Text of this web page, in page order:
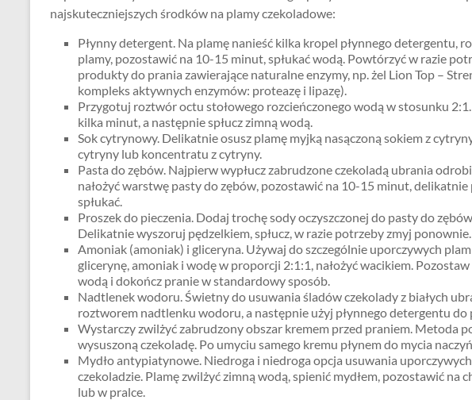
najskuteczniejszych środków na plamy czekoladowe:
Płynny detergent. Na plamę nanieść kilka kropel płynnego detergentu,
plamy, pozostawić na 10-15 minut, spłukać wodą. Powtórzyć w razie
produkty do prania zawierające naturalne enzymy, np. żel Lion Top –
kompleks aktywnych enzymów: proteazę i lipazę).
Przygotuj roztwór octu stołowego rozcieńczonego wodą w stosunku
kilka minut, a następnie spłucz zimną wodą.
Sok cytrynowy. Delikatnie osusz plamę myjką nasączoną sokiem z
cytryny lub koncentratu z cytryny.
Pasta do zębów. Najpierw wypłucz zabrudzone czekoladą ubrania
nałożyć warstwę pasty do zębów, pozostawić na 10-15 minut, delikatnie
spłukać.
Proszek do pieczenia. Dodaj trochę sody oczyszczonej do pasty do
Delikatnie wyszoruj pędzelkiem, spłucz, w razie potrzeby zmyj ponownie.
Amoniak (amoniak) i gliceryna. Używaj do szczególnie uporczywych
glicerynę, amoniak i wodę w proporcji 2:1:1, nałożyć wacikiem.
wodą i dokończ pranie w standardowy sposób.
Nadtlenek wodoru. Świetny do usuwania śladów czekolady z białych
roztworem nadtlenku wodoru, a następnie użyj płynnego detergentu do
Wystarczy zwilżyć zabrudzony obszar kremem przed praniem. Metoda
wysuszoną czekoladę. Po umyciu samego kremu płynem do mycia
Mydło antypiatynowe. Niedroga i niedroga opcja usuwania
czekoladzie. Plamę zwilżyć zimną wodą, spienić mydłem, pozostawić na
lub w pralce.